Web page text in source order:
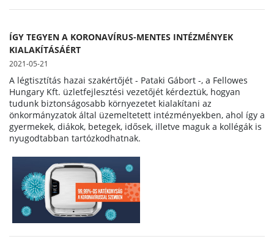
ÍGY TEGYEN A KORONAVÍRUS-MENTES INTÉZMÉNYEK
KIALAKÍTÁSÁÉRT
2021-05-21
A légtisztítás hazai szakértőjét - Pataki Gábort -, a Fellowes
Hungary Kft. üzletfejlesztési vezetőjét kérdeztük, hogyan
tudunk biztonságosabb környezetet kialakítani az
önkormányzatok által üzemeltetett intézményekben, ahol így a
gyermekek, diákok, betegek, idősek, illetve maguk a kollégák is
nyugodtabban tartózkodhatnak.